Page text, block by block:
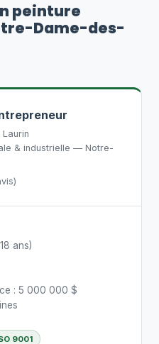
peinture
Dame-des-
& industrielle — Notre-
ans)
: 5 000 000 $
9001